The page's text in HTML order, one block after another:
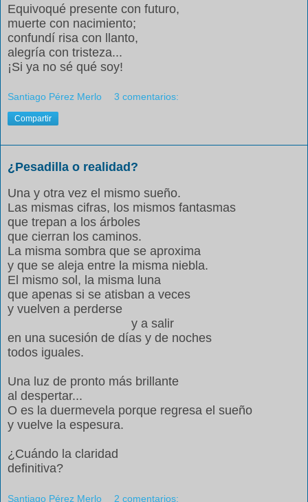
Equivoqué presente con futuro,
muerte con nacimiento;
confundí risa con llanto,
alegría con tristeza...
¡Si ya no sé qué soy!
Santiago Pérez Merlo 3 comentarios:
Compartir
¿Pesadilla o realidad?
Una y otra vez el mismo sueño.
Las mismas cifras, los mismos fantasmas
que trepan a los árboles
que cierran los caminos.
La misma sombra que se aproxima
y que se aleja entre la misma niebla.
El mismo sol, la misma luna
que apenas si se atisban a veces
y vuelven a perderse
y a salir
en una sucesión de días y de noches
todos iguales.
Una luz de pronto más brillante
al despertar...
O es la duermevela porque regresa el sueño
y vuelve la espesura.
¿Cuándo la claridad
definitiva?
Santiago Pérez Merlo 2 comentarios: